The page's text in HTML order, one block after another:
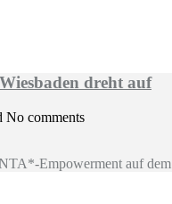
dreht auf
No comments
Empowerment auf